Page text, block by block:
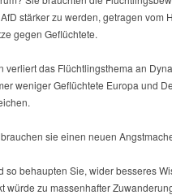
stärker zu werden, getragen vom
gegen Geflüchtete.
verliert das Flüchtlingsthema an
weniger Geflüchtete Europa und
sie einen neuen
so behaupten Sie, wider besseres
würde zu massenhafter